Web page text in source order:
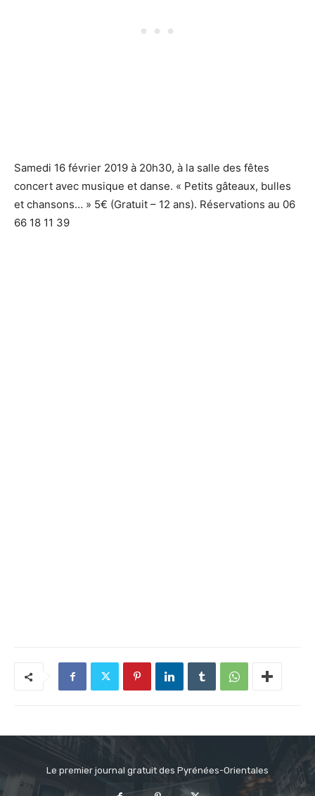
Samedi 16 février 2019 à 20h30, à la salle des fêtes
concert avec musique et danse. « Petits gâteaux, bulles
et chansons… » 5€ (Gratuit – 12 ans). Réservations au 06
66 18 11 39
Le premier journal gratuit des Pyrénées-Orientales